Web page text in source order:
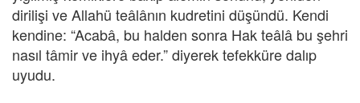
dirilişi ve Allahü teâlânın kudretini düşündü. Kendi
kendine: “Acabâ, bu halden sonra Hak teâlâ bu şehri
nasıl tâmir ve ihyâ eder.” diyerek tefekküre dalıp
uyudu.